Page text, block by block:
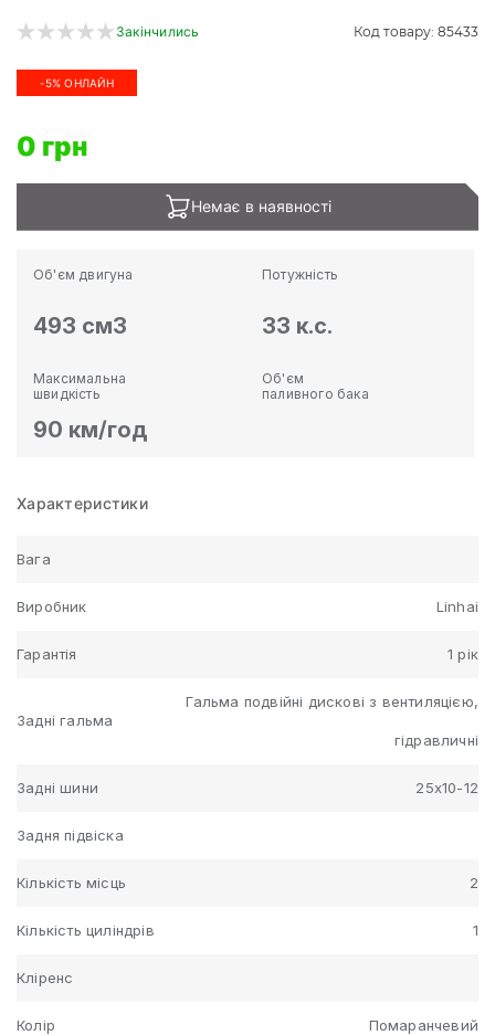
Закінчились Код товару: 85433
-5% ОНЛАЙН
0 грн
Немає в наявності
Об'єм двигуна
493 см3
Потужність
33 к.с.
Максимальна
швидкість
90 км/год
Об'єм
паливного бака
Характеристики
Вага
Виробник Linhai
Гарантія 1 рік
Задні гальма
Гальма подвійні дискові з вентиляцією,
гідравличні
Задні шини 25х10-12
Задня підвіска
Кількість місць 2
Кількість циліндрів 1
Кліренс
Колір Помаранчевий